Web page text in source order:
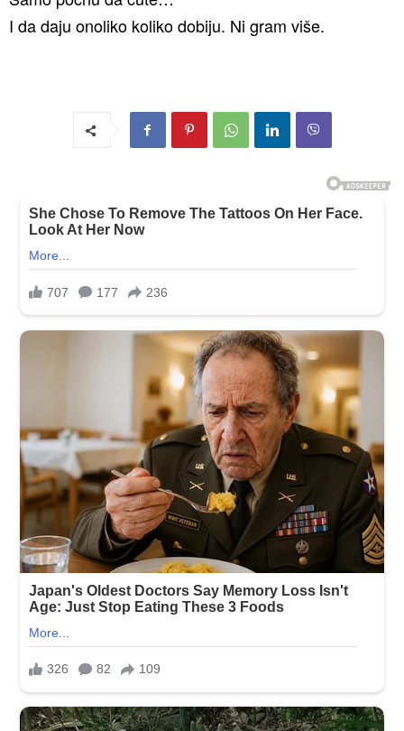
I da daju onoliko koliko dobiju. Ni gram više.